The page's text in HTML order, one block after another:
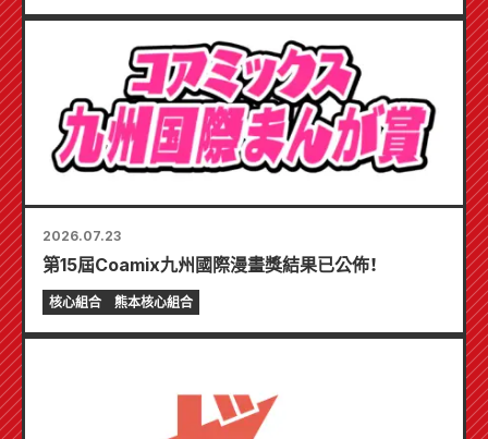
2026.07.23
第15屆Coamix九州國際漫畫獎結果已公佈！
核心組合 熊本核心組合